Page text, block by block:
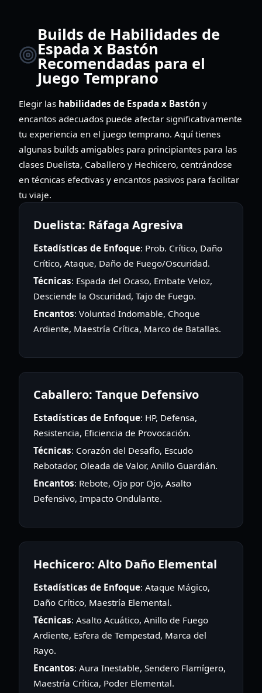
Builds de Habilidades de
Espada x Bastón
Recomendadas para el
Juego Temprano
Elegir las habilidades de Espada x Bastón y
encantos adecuados puede afectar significativamente
tu experiencia en el juego temprano. Aquí tienes
algunas builds amigables para principiantes para las
clases Duelista, Caballero y Hechicero, centrándose
en técnicas efectivas y encantos pasivos para facilitar
tu viaje.
Duelista: Ráfaga Agresiva
Estadísticas de Enfoque: Prob. Crítico, Daño
Crítico, Ataque, Daño de Fuego/Oscuridad.
Técnicas: Espada del Ocaso, Embate Veloz,
Desciende la Oscuridad, Tajo de Fuego.
Encantos: Voluntad Indomable, Choque
Ardiente, Maestría Crítica, Marco de Batallas.
Caballero: Tanque Defensivo
Estadísticas de Enfoque: HP, Defensa,
Resistencia, Eficiencia de Provocación.
Técnicas: Corazón del Desafío, Escudo
Rebotador, Oleada de Valor, Anillo Guardián.
Encantos: Rebote, Ojo por Ojo, Asalto
Defensivo, Impacto Ondulante.
Hechicero: Alto Daño Elemental
Estadísticas de Enfoque: Ataque Mágico,
Daño Crítico, Maestría Elemental.
Técnicas: Asalto Acuático, Anillo de Fuego
Ardiente, Esfera de Tempestad, Marca del
Rayo.
Encantos: Aura Inestable, Sendero Flamígero,
Maestría Crítica, Poder Elemental.